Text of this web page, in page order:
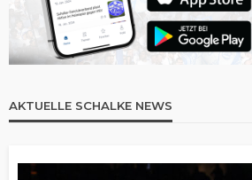
AKTUELLE SCHALKE NEWS